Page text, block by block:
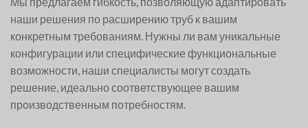
наши решения по расширению труб к вашим
конкретным требованиям. Нужны ли вам уникальные
конфигурации или специфические функциональные
возможности, наши специалисты могут создать
решение, идеально соответствующее вашим
производственным потребностям.